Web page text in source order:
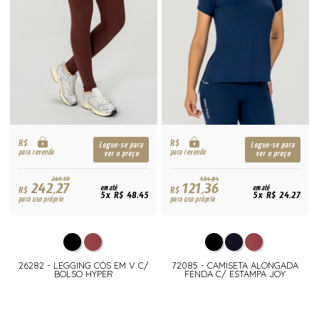
R$
para revenda
Logue-se para
ver o preço
269,19
R$242,27
para uso próprio
em até
5x R$ 48,45
26282 - LEGGING CÓS EM V C/
BOLSO HYPER
R$
para revenda
Logue-se para
ver o preço
134,84
R$121,36
para uso próprio
em até
5x R$ 24,27
72085 - CAMISETA ALONGADA
FENDA C/ ESTAMPA JOY